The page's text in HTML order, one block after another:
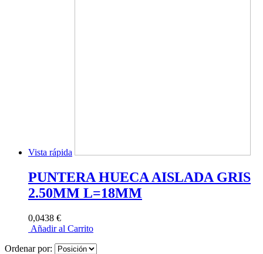
Vista rápida
PUNTERA HUECA AISLADA GRIS
2.50MM L=18MM
0,0438 €
Añadir al Carrito
Ordenar por: